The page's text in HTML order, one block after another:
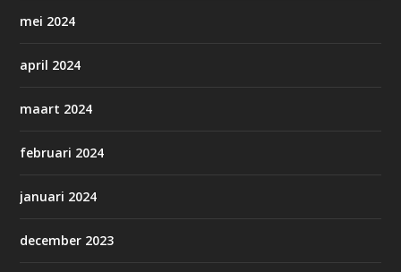
mei 2024
april 2024
maart 2024
februari 2024
januari 2024
december 2023